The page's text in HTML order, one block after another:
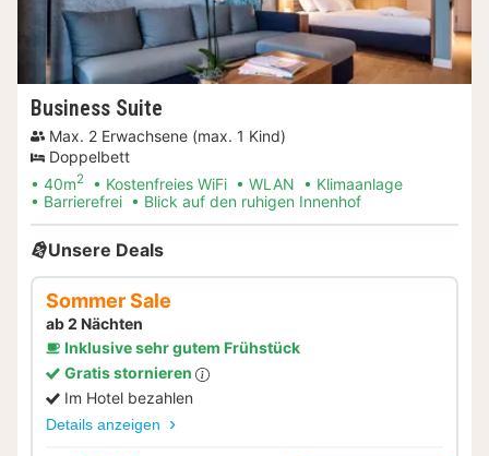
Business Suite
Max. 2 Erwachsene (max. 1 Kind)
Doppelbett
40m2 Kostenfreies WiFi WLAN
Klimaanlage
Barrierefrei
Blick auf den ruhigen Innenhof
Unsere Deals
Sommer Sale
ab 2 Nächten
Inklusive sehr gutem Frühstück
Gratis stornieren
Im Hotel bezahlen
Details anzeigen